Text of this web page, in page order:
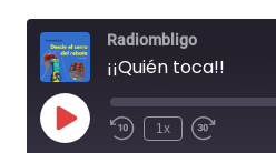
Radiombligo
¡¡Quién toca!!
Play
Episode Rewind
1x
Fast